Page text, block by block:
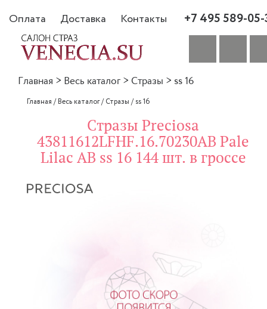
Оплата Доставка Контакты +7 495 589-
Главная > Весь каталог > Стразы > ss 16
Главная /Весь каталог/Стразы /ss 16
Стразы Preciosa
43811612LFHF.16.70230AB Pale
Lilac AB ss 16 144 шт. в гроссе